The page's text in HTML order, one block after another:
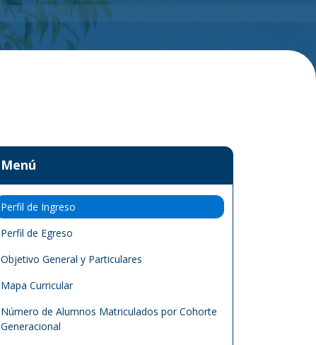
Menú
Perfil de Ingreso
Perfil de Egreso
Objetivo General y Particulares
Mapa Curricular
Número de Alumnos Matriculados por Cohorte
Generacional